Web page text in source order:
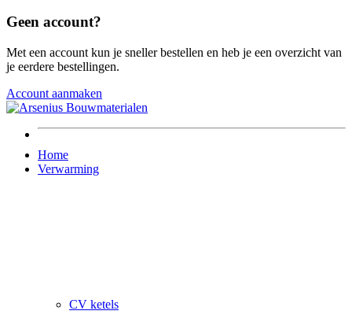
Geen account?
Met een account kun je sneller bestellen en heb je een overzicht van
je eerdere bestellingen.
Account aanmaken
Home
Verwarming
CV ketels